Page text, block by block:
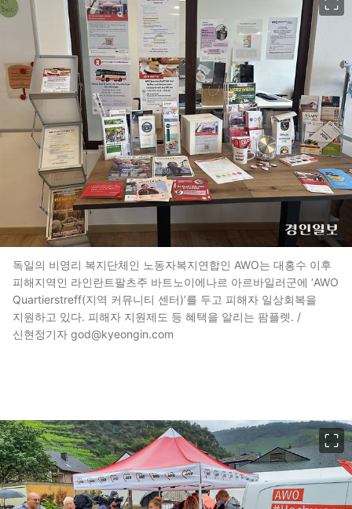
독일의 비영리 복지단체인 노동자복지연합인 AWO는 대홍수 이후
피해지역인 라인란트팔츠주 바트노이에나르 아르바일러군에 ‘AWO
Quartierstreff(지역 커뮤니티 센터)’를 두고 피해자 일상회복을
지원하고 있다. 피해자 지원제도 등 혜택을 알리는 팜플렛. /
신현정기자 god@kyeongin.com